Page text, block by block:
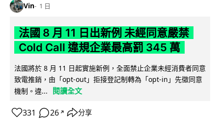
Vin 1 日
法國 8 月 11 日出新例 未經同意嚴禁
Cold Call 違規企業最高罰 345 萬
法國將於 8 月 11 日起實施新例，全面禁止企業未經消費者同意
致電推銷，由「opt-out」拒接登記制轉為「opt-in」先徵同意
機制。違...
閱讀全文
331 26 ↗ 分享